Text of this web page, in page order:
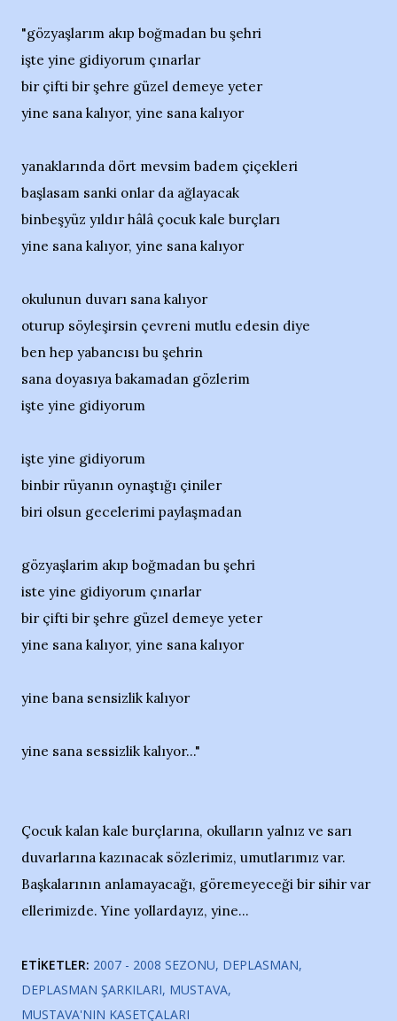
"gözyaşlarım akıp boğmadan bu şehri
işte yine gidiyorum çınarlar
bir çifti bir şehre güzel demeye yeter
yine sana kalıyor, yine sana kalıyor
yanaklarında dört mevsim badem çiçekleri
başlasam sanki onlar da ağlayacak
binbeşyüz yıldır hâlâ çocuk kale burçları
yine sana kalıyor, yine sana kalıyor
okulunun duvarı sana kalıyor
oturup söyleşirsin çevreni mutlu edesin diye
ben hep yabancısı bu şehrin
sana doyasıya bakamadan gözlerim
işte yine gidiyorum
işte yine gidiyorum
binbir rüyanın oynaştığı çiniler
biri olsun gecelerimi paylaşmadan
gözyaşlarim akıp boğmadan bu şehri
iste yine gidiyorum çınarlar
bir çifti bir şehre güzel demeye yeter
yine sana kalıyor, yine sana kalıyor
yine bana sensizlik kalıyor
yine sana sessizlik kalıyor..."
Çocuk kalan kale burçlarına, okulların yalnız ve sarı
duvarlarına kazınacak sözlerimiz, umutlarımız var.
Başkalarının anlamayacağı, göremeyeceği bir sihir var
ellerimizde. Yine yollardayız, yine...
ETIKETLER: 2007 - 2008 SEZONU DEPLASMAN
DEPLASMAN ŞARKILARI MUSTAVA
MUSTAVA'NIN KASETÇALARI